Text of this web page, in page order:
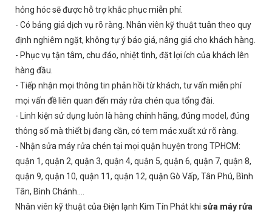
hỏng hóc sẽ được hỗ trợ khắc phục miễn phí.
- Có bảng giá dịch vụ rõ ràng. Nhân viên kỹ thuật tuân theo quy
định nghiêm ngặt, không tự ý báo giá, nâng giá cho khách hàng.
- Phục vụ tận tâm, chu đáo, nhiệt tình, đặt lợi ích của khách lên
hàng đầu.
- Tiếp nhận mọi thông tin phản hồi từ khách, tư vấn miễn phí
mọi vấn đề liên quan đến máy rửa chén qua tổng đài.
- Linh kiện sử dụng luôn là hàng chính hãng, đúng model, đúng
thông số mà thiết bị đang cần, có tem mác xuất xứ rõ ràng.
- Nhận sửa máy rửa chén tại mọi quận huyện trong TPHCM:
quận 1, quận 2, quận 3, quận 4, quận 5, quận 6, quận 7, quận 8,
quận 9, quận 10, quận 11, quận 12, quận Gò Vấp, Tân Phú, Bình
Tân, Bình Chánh….
Nhân viên kỹ thuật của Điện lạnh Kim Tín Phát khi sửa máy rửa